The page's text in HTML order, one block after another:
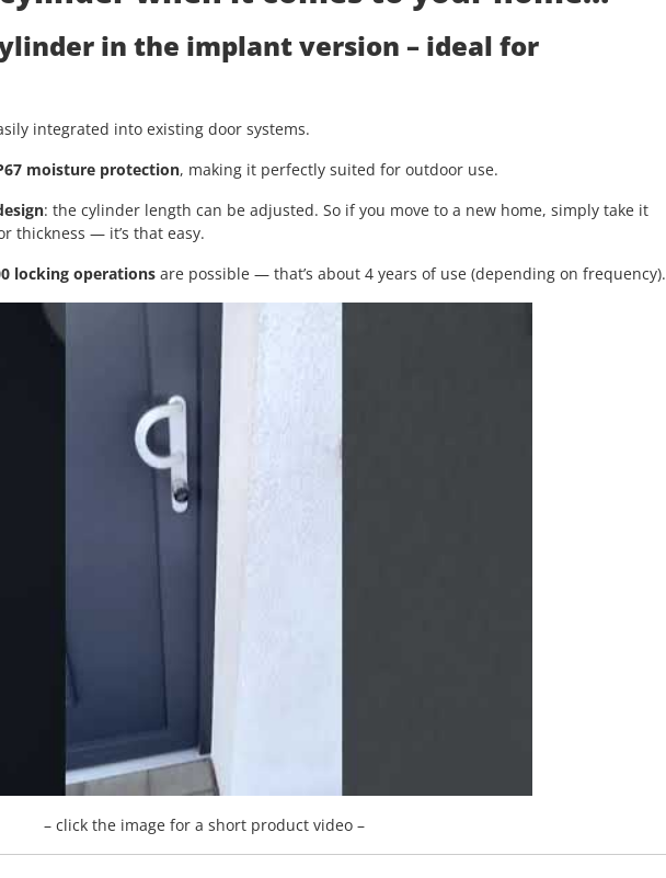
in the implant version – ideal for
integrated into existing door systems.
moisture protection, making it perfectly suited for outdoor use.
: the cylinder length can be adjusted. So if you move to a new home, simply take it
thickness — it’s that easy.
locking operations are possible — that’s about 4 years of use (depending on frequency).
– click the image for a short product video –